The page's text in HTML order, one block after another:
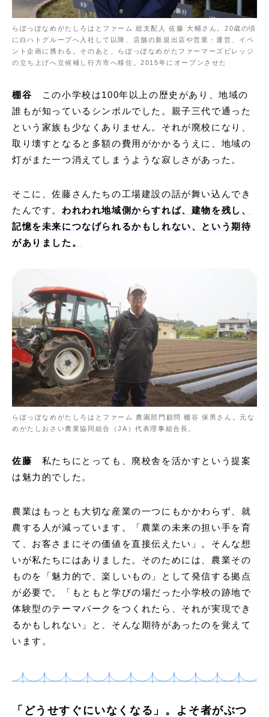
らぽっぽなめがたしろはとファーム 総支配人 佐藤 大輔さん。20歳の頃
に白ハトグループへ入社して以降、店舗の新規出店や営業・運営、イベ
ント企画に携わる。そのあと、らぽっぽなめがたファーマーズビレッジ
の立ち上げへ立候補し行方市へ移住。2015年にオープンさせた
棚谷
この小学校は100年以上の歴史があり、地域の
誰もが知っているシンボルでした。親子三代で通った
という家族も少なくありません。それが廃校になり、
取り壊すとなると多額の費用がかかるうえに、地域の
灯がまた一つ消えてしまうような寂しさがあった。
そこに、佐藤さんたちの工場建設の話が舞い込んでき
たんです。 われわれ地域側からすれば、建物を残し、
記憶を未来につなげられるかもしれない、という期待
がありました。
らぽっぽなめがたしろはとファーム 農園部門顧問 棚谷 保男さん。元な
めがたしおさい農業協同組合（JA）代表理事組合長。
佐藤
私たちにとっても、廃校舎を活かすという提案
は魅力的でした。
農業はもっとも大切な産業の一つにもかかわらず、就
農する人が減っています。「農業の未来の担い手を育
て、お客さまにその価値を直接伝えたい」。そんな想
いが私たちにはありました。そのためには、農業その
ものを「魅力的で、楽しいもの」として発信する拠点
が必要で。「もともと学びの場だった小学校の跡地で
体験型のテーマパークをつくれたら、それが実現でき
るかもしれない」と、そんな期待があったのを覚えて
います。
「どうせすぐにいなくなる」。よそ者がぶつ